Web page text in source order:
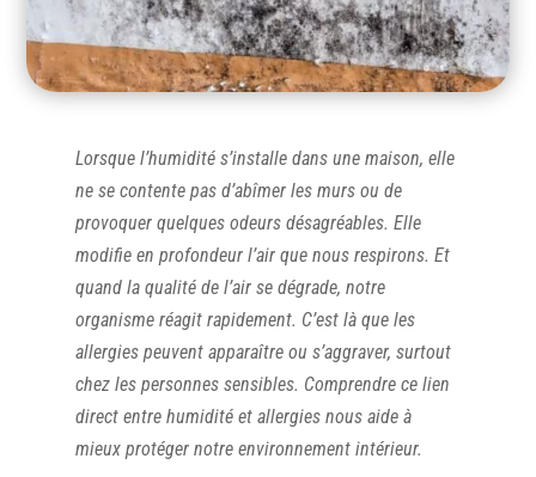
Lorsque l’humidité s’installe dans une maison, elle
ne se contente pas d’abîmer les murs ou de
provoquer quelques odeurs désagréables. Elle
modifie en profondeur l’air que nous respirons. Et
quand la qualité de l’air se dégrade, notre
organisme réagit rapidement. C’est là que les
allergies peuvent apparaître ou s’aggraver, surtout
chez les personnes sensibles. Comprendre ce lien
direct entre humidité et allergies nous aide à
mieux protéger notre environnement intérieur.